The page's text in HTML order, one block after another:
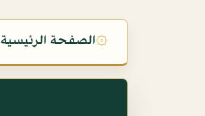
۞الصفحة الرئيسية